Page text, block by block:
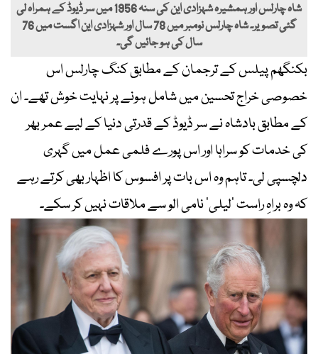
شاہ چارلس اور ہمشیرہ شہزادی این کی سنہ 1956 میں سر ڈیوڈ کے ہمراہ لی
گئی تصویر۔ شاہ چارلس نومبر میں 78 سال اور شہزادی این اگست میں 76
سال کی ہو جائیں گی۔
بکنگھم پیلس کے ترجمان کے مطابق کنگ چارلس اس
خصوصی خراج تحسین میں شامل ہونے پر نہایت خوش تھے۔ ان
کے مطابق بادشاہ نے سر ڈیوڈ کے قدرتی دنیا کے لیے عمر بھر
کی خدمات کو سراہا اور اس پورے فلمی عمل میں گہری
دلچسپی لی۔ تاہم وہ اس بات پر افسوس کا اظہار بھی کرتے رہے
کہ وہ براہِ راست ’لیلی‘ نامی الو سے ملاقات نہیں کر سکے۔